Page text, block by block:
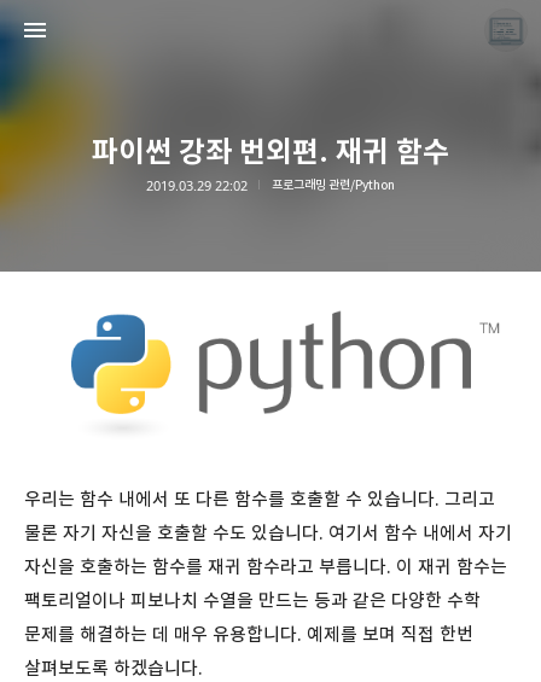
파이썬 강좌 번외편. 재귀 함수
2019.03.29 22:02 프로그래밍 관련/Python
우리는 함수 내에서 또 다른 함수를 호출할 수 있습니다. 그리고
물론 자기 자신을 호출할 수도 있습니다. 여기서 함수 내에서 자기
자신을 호출하는 함수를 재귀 함수라고 부릅니다. 이 재귀 함수는
팩토리얼이나 피보나치 수열을 만드는 등과 같은 다양한 수학
문제를 해결하는 데 매우 유용합니다. 예제를 보며 직접 한번
살펴보도록 하겠습니다.
끝나지 않는 프로그래밍 일기